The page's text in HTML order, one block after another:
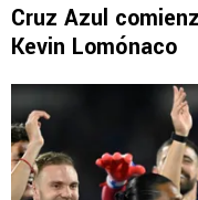
Cruz Azul
Kevin Lomónaco